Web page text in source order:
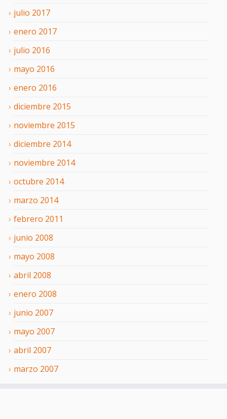
julio 2017
enero 2017
julio 2016
mayo 2016
enero 2016
diciembre 2015
noviembre 2015
diciembre 2014
noviembre 2014
octubre 2014
marzo 2014
febrero 2011
junio 2008
mayo 2008
abril 2008
enero 2008
junio 2007
mayo 2007
abril 2007
marzo 2007